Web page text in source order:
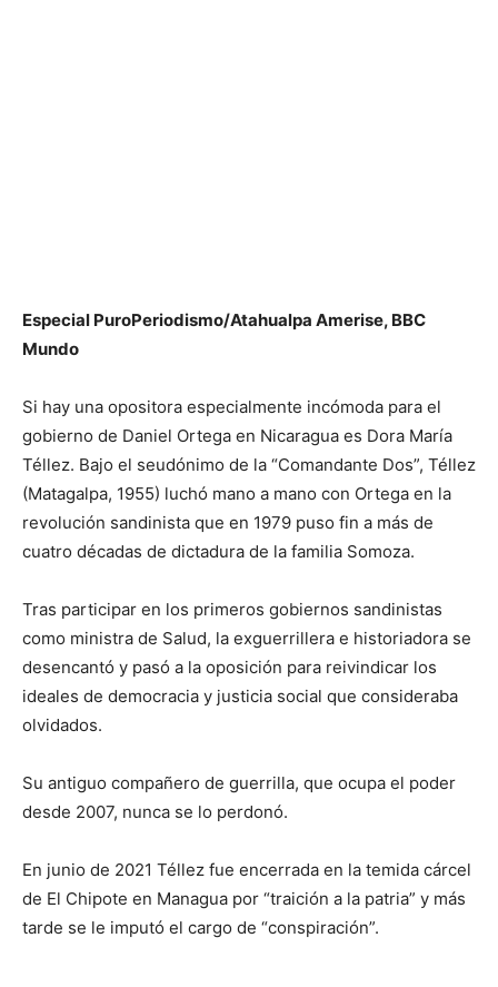
Especial PuroPeriodismo/Atahualpa Amerise, BBC
Mundo
Si hay una opositora especialmente incómoda para el
gobierno de Daniel Ortega en Nicaragua es Dora María
Téllez. Bajo el seudónimo de la “Comandante Dos”, Téllez
(Matagalpa, 1955) luchó mano a mano con Ortega en la
revolución sandinista que en 1979 puso fin a más de
cuatro décadas de dictadura de la familia Somoza.
Tras participar en los primeros gobiernos sandinistas
como ministra de Salud, la exguerrillera e historiadora se
desencantó y pasó a la oposición para reivindicar los
ideales de democracia y justicia social que consideraba
olvidados.
Su antiguo compañero de guerrilla, que ocupa el poder
desde 2007, nunca se lo perdonó.
En junio de 2021 Téllez fue encerrada en la temida cárcel
de El Chipote en Managua por “traición a la patria” y más
tarde se le imputó el cargo de “conspiración”.